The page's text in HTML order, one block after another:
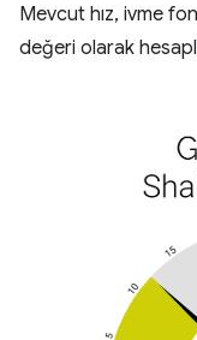
Mevcut hız, ivme
değeri olarak